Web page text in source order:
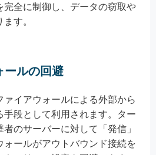
完全に制御し、データの窃取や
す。
ールの回避
ァイアウォールによる外部から
手段として利用されます。ター
のサーバーに対して「発信」
ォールがアウトバウンド接続を